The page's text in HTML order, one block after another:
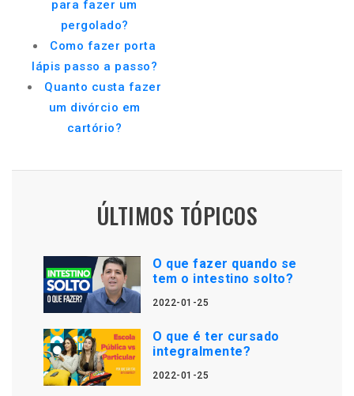
para fazer um
pergolado?
Como fazer porta
lápis passo a passo?
Quanto custa fazer
um divórcio em
cartório?
ÚLTIMOS TÓPICOS
O que fazer quando se
tem o intestino solto?
2022-01-25
O que é ter cursado
integralmente?
2022-01-25